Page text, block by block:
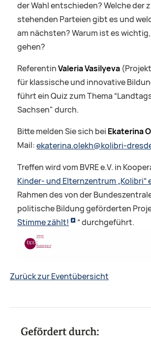
der Wahl entschieden? Welche der
stehenden Parteien gibt es und
am nächsten? Warum ist es
gehen?
ReferentinValeria Vasilyeva
für klassische und innovative
führt ein Quiz zum Thema
Sachsen" durch.
Bitte melden Sie sich bei Ekaterina
Mail:ekaterina.olekh@kolibri-
Treffen wird vom BVRE e.V. in
Kinder- und Elternzentrum „Kolibri“
Rahmen des von der
politische Bildung geförderten
Stimme zählt!
“ durchgeführt.
Zurück zur Eventübersicht